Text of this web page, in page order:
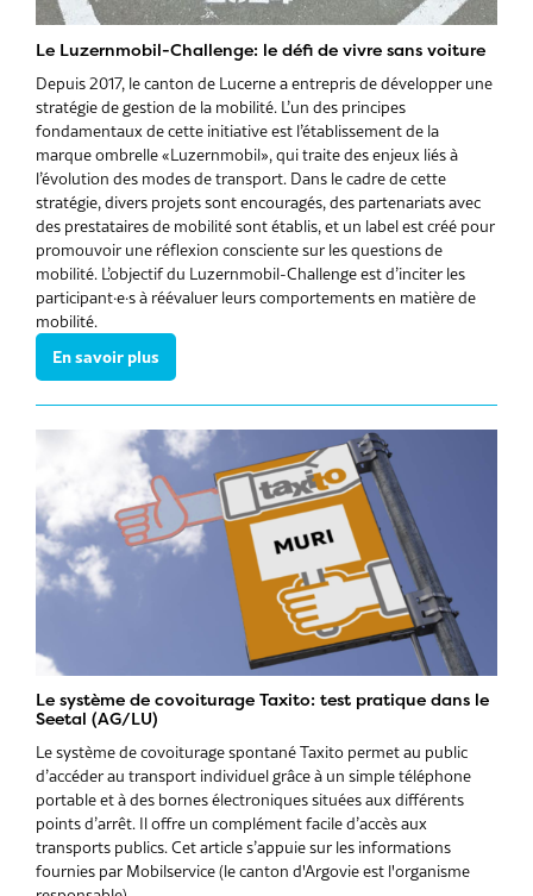
Le Luzernmobil-Challenge: le défi de vivre sans voiture
Depuis 2017, le canton de Lucerne a entrepris de développer une
stratégie de gestion de la mobilité. L’un des principes
fondamentaux de cette initiative est l’établissement de la
marque ombrelle «Luzernmobil», qui traite des enjeux liés à
l’évolution des modes de transport. Dans le cadre de cette
stratégie, divers projets sont encouragés, des partenariats avec
des prestataires de mobilité sont établis, et un label est créé pour
promouvoir une réflexion consciente sur les questions de
mobilité. L’objectif du Luzernmobil-Challenge est d’inciter les
participant·e·s à réévaluer leurs comportements en matière de
mobilité.
En savoir plus
Le système de covoiturage Taxito: test pratique dans le
Seetal (AG/LU)
Le système de covoiturage spontané Taxito permet au public
d’accéder au transport individuel grâce à un simple téléphone
portable et à des bornes électroniques situées aux différents
points d’arrêt. Il offre un complément facile d’accès aux
transports publics. Cet article s’appuie sur les informations
fournies par Mobilservice (le canton d'Argovie est l'organisme